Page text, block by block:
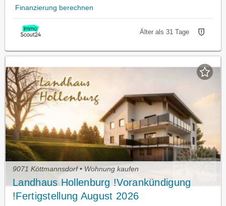
Finanzierung berechnen
Älter als 31 Tage
9071 Köttmannsdorf • Wohnung kaufen
Landhaus Hollenburg !Vorankündigung
!Fertigstellung August 2026